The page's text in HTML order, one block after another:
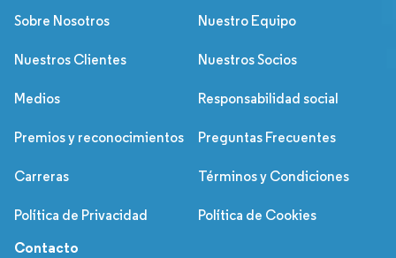
Sobre Nosotros Nuestro Equipo
Nuestros Clientes Nuestros Socios
Medios Responsabilidad social
Premios y reconocimientos Preguntas Frecuentes
Carreras Términos y Condiciones
Política de Privacidad Política de Cookies
Contacto